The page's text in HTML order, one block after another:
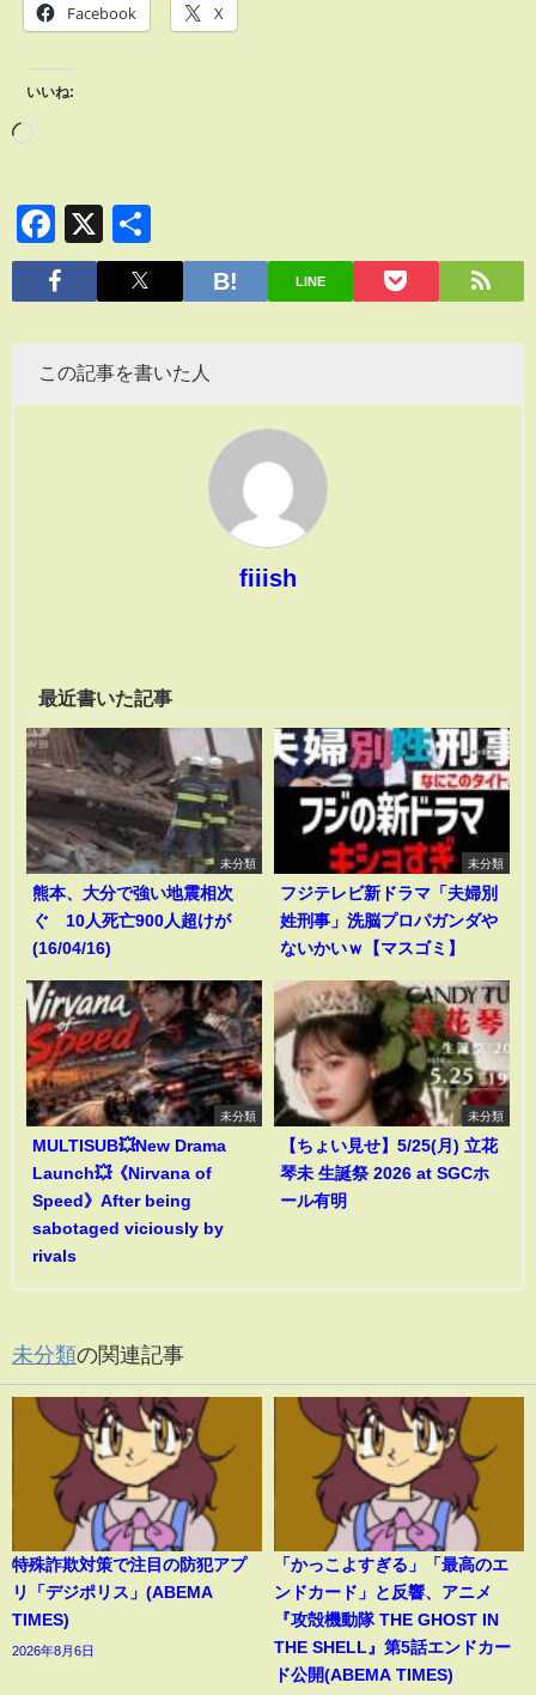
Facebook X
いいね:
Facebook
X
有
LINE
この記事を書いた人
fiiish
最近書いた記事
未分類
熊本、大分で強い地震相次
ぐ 10人死亡900人超けが
(16/04/16)
未分類
フジテレビ新ドラマ「夫婦別
姓刑事」洗脳プロパガンダや
ないかいｗ【マスゴミ】
未分類
MULTISUB💥New Drama
Launch💥《Nirvana of
Speed》After being
sabotaged viciously by
rivals
未分類
【ちょい見せ】5/25(月) 立花
琴未 生誕祭 2026 at SGCホ
ール有明
未分類の関連記事
特殊詐欺対策で注目の防犯アプ
リ「デジポリス」(ABEMA
TIMES)
2026年8月6日
「かっこよすぎる」「最高のエ
ンドカード」と反響、アニメ
『攻殻機動隊 THE GHOST IN
THE SHELL』第5話エンドカー
ド公開(ABEMA TIMES)